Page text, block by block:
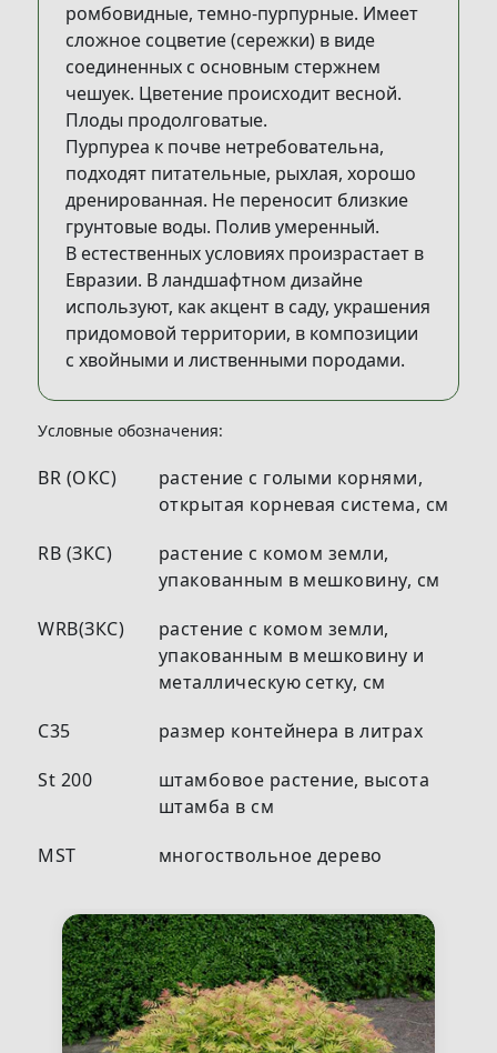
ромбовидные, темно-пурпурные. Имеет
сложное соцветие (сережки) в виде
соединенных с основным стержнем
чешуек. Цветение происходит весной.
Плоды продолговатые.
Пурпуреа к почве нетребовательна,
подходят питательные, рыхлая, хорошо
дренированная. Не переносит близкие
грунтовые воды. Полив умеренный.
В естественных условиях произрастает в
Евразии. В ландшафтном дизайне
используют, как акцент в саду, украшения
придомовой территории, в композиции
с хвойными и лиственными породами.
Условные обозначения:
BR (ОКС)
растение с голыми корнями,
открытая корневая система, см
RB (ЗКС)
растение с комом земли,
упакованным в мешковину, см
WRB(ЗКС)
растение с комом земли,
упакованным в мешковину и
металлическую сетку, см
С35
размер контейнера в литрах
St 200
штамбовое растение, высота
штамба в см
MST
многоствольное дерево